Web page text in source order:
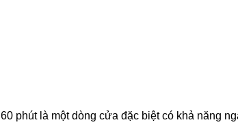
60 phút là một dòng cửa đặc biệt có khả năng